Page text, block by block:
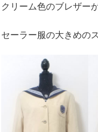
クリーム色のブレザー
セーラー服の大きめの